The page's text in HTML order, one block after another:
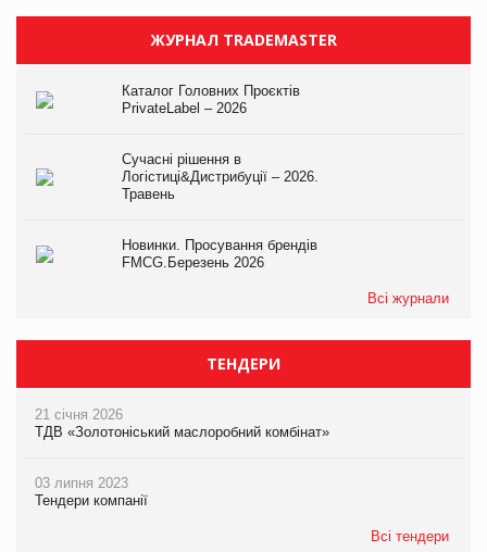
ЖУРНАЛ TRADEMASTER
Каталог Головних Проєктів
PrivateLabel – 2026
Сучасні рішення в
Логістиці&Дистрибуції – 2026.
Травень
Новинки. Просування брендів
FMCG.Березень 2026
Всі журнали
ТЕНДЕРИ
21 січня 2026
ТДВ «Золотоніський маслоробний комбінат»
03 липня 2023
Тендери компанії
Всі тендери